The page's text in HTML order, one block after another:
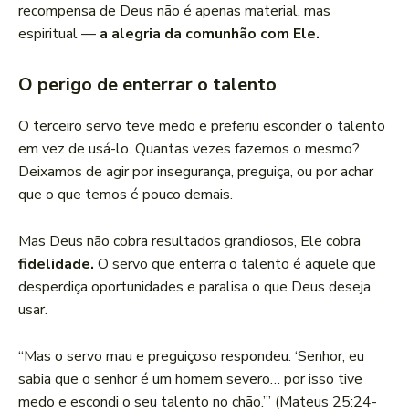
recompensa de Deus não é apenas material, mas
espiritual — a alegria da comunhão com Ele.
O perigo de enterrar o talento
O terceiro servo teve medo e preferiu esconder o talento
em vez de usá-lo. Quantas vezes fazemos o mesmo?
Deixamos de agir por insegurança, preguiça, ou por achar
que o que temos é pouco demais.
Mas Deus não cobra resultados grandiosos, Ele cobra
fidelidade. O servo que enterra o talento é aquele que
desperdiça oportunidades e paralisa o que Deus deseja
usar.
“Mas o servo mau e preguiçoso respondeu: ‘Senhor, eu
sabia que o senhor é um homem severo… por isso tive
medo e escondi o seu talento no chão.’” (Mateus 25:24-